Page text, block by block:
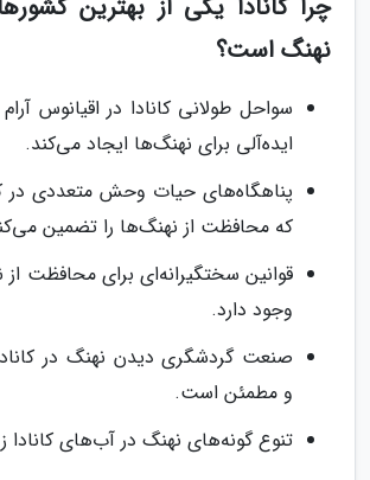
چرا کانادا یکی از بهترین
نهنگ است؟
سواحل طولانی کانادا در اقیانوس
ایده‌آلی برای نهنگ‌ها ایجاد می‌کند.
پناهگاه‌های حیات وحش متعددی در
که محافظت از نهنگ‌ها را تضمین
قوانین سختگیرانه‌ای برای محافظت از
وجود دارد.
صنعت گردشگری دیدن نهنگ در
و مطمئن است.
تنوع گونه‌های نهنگ در آب‌های کانادا